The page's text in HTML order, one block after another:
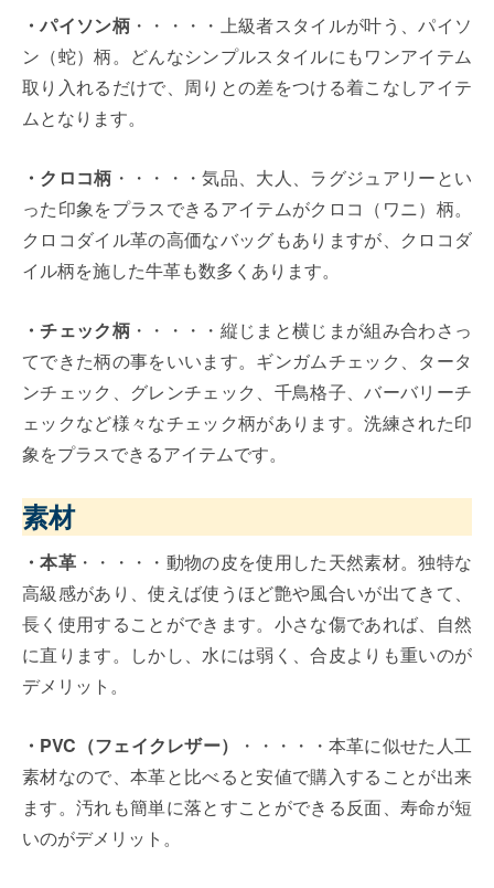
・パイソン柄 ・・・・・上級者スタイルが叶う、パイソ
ン（蛇）柄。どんなシンプルスタイルにもワンアイテム
取り入れるだけで、周りとの差をつける着こなしアイテ
ムとなります。
・クロコ柄 ・・・・・気品、大人、ラグジュアリーとい
った印象をプラスできるアイテムがクロコ（ワニ）柄。
クロコダイル革の高価なバッグもありますが、クロコダ
イル柄を施した牛革も数多くあります。
・チェック柄 ・・・・・縦じまと横じまが組み合わさっ
てできた柄の事をいいます。ギンガムチェック、タータ
ンチェック、グレンチェック、千鳥格子、バーバリーチ
ェックなど様々なチェック柄があります。洗練された印
象をプラスできるアイテムです。
素材
・本革 ・・・・・動物の皮を使用した天然素材。独特な
高級感があり、使えば使うほど艶や風合いが出てきて、
長く使用することができます。小さな傷であれば、自然
に直ります。しかし、水には弱く、合皮よりも重いのが
デメリット。
・PVC（フェイクレザー）
・・・・・本革に似せた人工
素材なので、本革と比べると安値で購入することが出来
ます。汚れも簡単に落とすことができる反面、寿命が短
いのがデメリット。